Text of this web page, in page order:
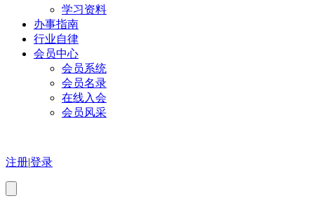
学习资料
办事指南
行业自律
会员中心
会员系统
会员名录
在线入会
会员风采
注册|登录